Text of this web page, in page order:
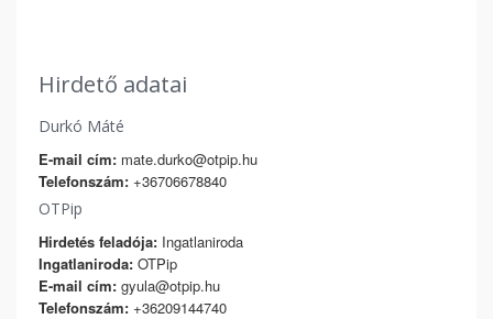
Hirdető adatai
Durkó Máté
E-mail cím: mate.durko@otpip.hu
Telefonszám: +36706678840
OTPip
Hirdetés feladója: Ingatlaniroda
Ingatlaniroda: OTPip
E-mail cím: gyula@otpip.hu
Telefonszám: +36209144740